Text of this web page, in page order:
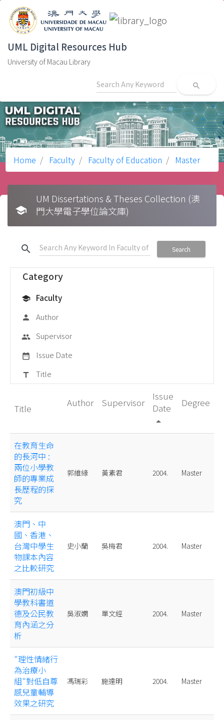
UML Digital Resources Hub
University of Macau Library
search
Home Faculty Faculty of Education Master
school
UM Dissertations & Theses Collection (澳
門大學電子學位論文庫)
search Search
Category
school Faculty
person Author
group Supervisor
date_range Issue Date
title Title
Title Author Supervisor
Issue
Date
arrow_drop_up
Degree
在教育生命
的長河中 :
兩位小學教
師的專業成
長歷程的探
究
郭維緣 黃素君 2004. Master
澳門、中
國、香港、
台灣中學生
物課本內容
之比較研究
史小蘭 吳梅君 2004. Master
澳門初級中
學教科書道
德及公民教
育內涵之分
析
吳淑嫻 單文經 2004. Master
"理性情緒行
為治療小
組"對低自尊
感兒童輔導
效果之研究
馮瑞彩 施達明 2004. Master